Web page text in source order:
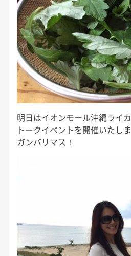
明日はイオンモール沖縄ライ
トークイベントを開催いたし
ガンバリマス！